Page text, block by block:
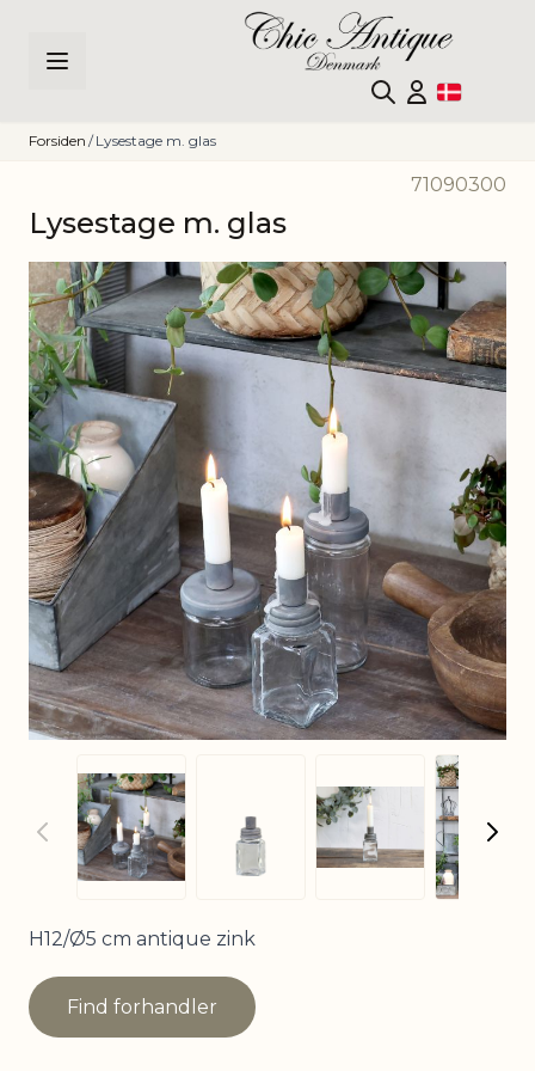
Forsiden / Lysestage m. glas
71090300
Lysestage m. glas
Main image
Click to view image in fullscreen
View larger imageView larger image
View larger
H12/Ø5 cm antique zink
Find forhandler